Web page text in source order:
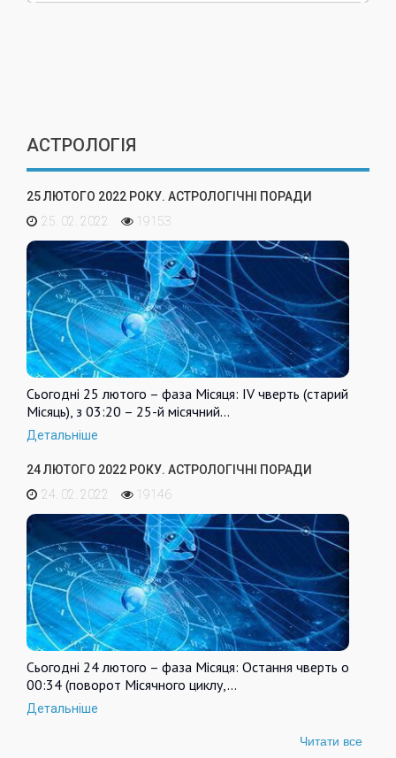
АСТРОЛОГІЯ
25 ЛЮТОГО 2022 РОКУ. АСТРОЛОГІЧНІ ПОРАДИ
25. 02. 2022
19153
Сьогодні 25 лютого – фаза Місяця: IV чверть (старий
Місяць), з 03:20 – 25-й місячний…
Детальніше
24 ЛЮТОГО 2022 РОКУ. АСТРОЛОГІЧНІ ПОРАДИ
24. 02. 2022
19146
Сьогодні 24 лютого – фаза Місяця: Остання чверть о
00:34 (поворот Місячного циклу,…
Детальніше
Читати все